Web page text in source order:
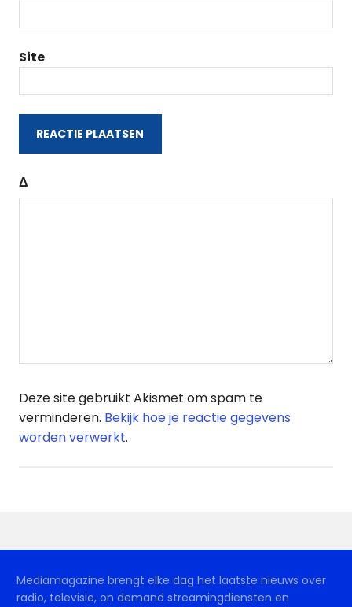
Site
Δ
Deze site gebruikt Akismet om spam te
verminderen. Bekijk hoe je reactie gegevens
worden verwerkt.
Mediamagazine brengt elke dag het laatste nieuws over
radio, televisie, on demand streamingdiensten en